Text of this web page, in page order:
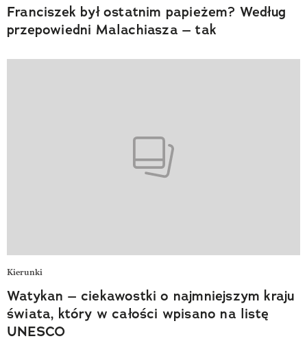
Franciszek był ostatnim papieżem? Według
przepowiedni Malachiasza – tak
Kierunki
Watykan – ciekawostki o najmniejszym kraju
świata, który w całości wpisano na listę
UNESCO